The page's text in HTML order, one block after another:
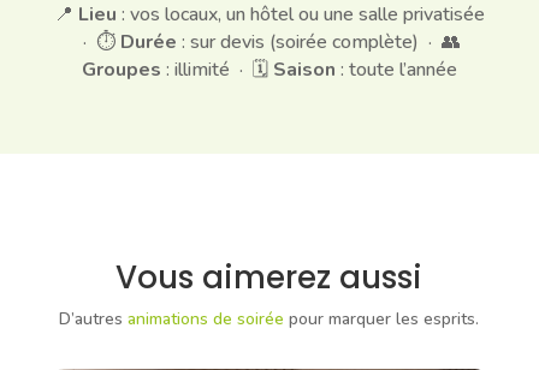
📍 Lieu : vos locaux, un hôtel ou une salle privatisée
· ⏱️ Durée : sur devis (soirée complète) · 👥
Groupes : illimité · 🗓️ Saison : toute l’année
Vous aimerez aussi
D’autresanimations de soirée pour marquer les esprits.